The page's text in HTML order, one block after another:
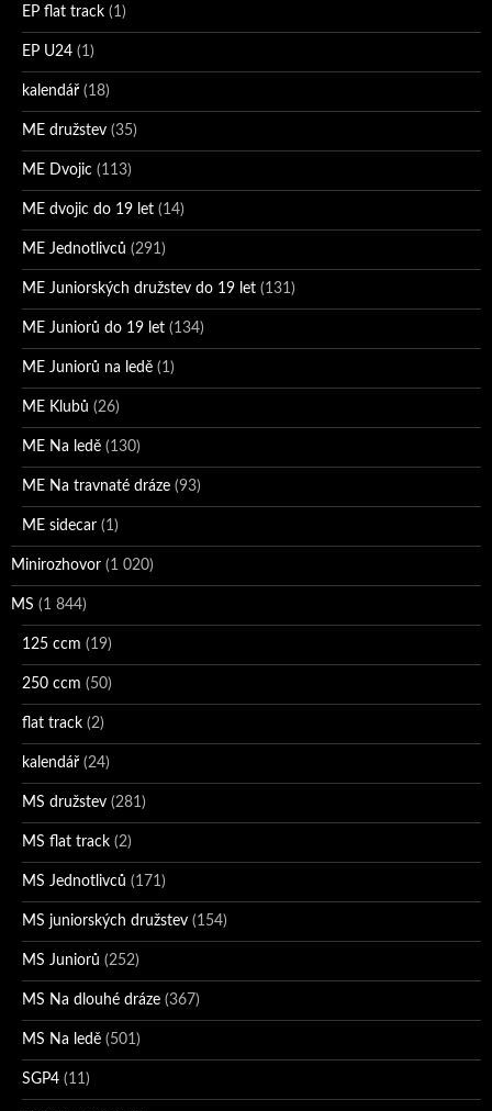
EP flat track (1)
EP U24 (1)
kalendář (18)
ME družstev (35)
ME Dvojic (113)
ME dvojic do 19 let (14)
ME Jednotlivců (291)
ME Juniorských družstev do 19 let (131)
ME Juniorů do 19 let (134)
ME Juniorů na ledě (1)
ME Klubů (26)
ME Na ledě (130)
ME Na travnaté dráze (93)
ME sidecar (1)
Minirozhovor (1 020)
MS (1 844)
125 ccm (19)
250 ccm (50)
flat track (2)
kalendář (24)
MS družstev (281)
MS flat track (2)
MS Jednotlivců (171)
MS juniorských družstev (154)
MS Juniorů (252)
MS Na dlouhé dráze (367)
MS Na ledě (501)
SGP4 (11)